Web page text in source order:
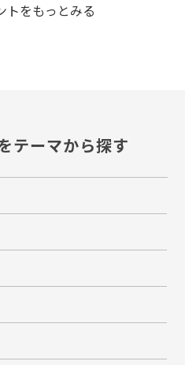
トをもっとみる
テーマから探す